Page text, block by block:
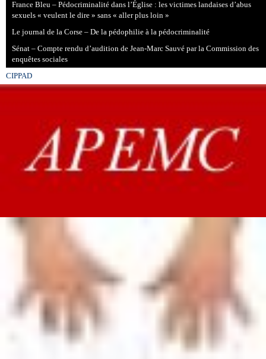
France Bleu – Pédocriminalité dans l’Église : les victimes landaises d’abus
sexuels « veulent le dire » sans « aller plus loin »
Le journal de la Corse – De la pédophilie à la pédocriminalité
Sénat – Compte rendu d’audition de Jean-Marc Sauvé par la Commission des
enquêtes sociales
CIPPAD